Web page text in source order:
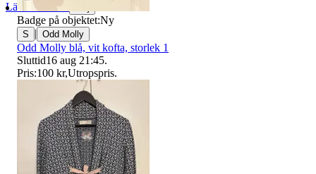
Läs omdömen
Badge på objektet:Ny
S | Odd Molly
Odd Molly blå, vit kofta, storlek 1
Sluttid16 aug 21:45.
Pris:100 kr,Utropspris.